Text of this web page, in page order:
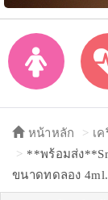
หน้าหลัก เ
**พร้อมส่ง
ขนาดทดลอง 4ml.